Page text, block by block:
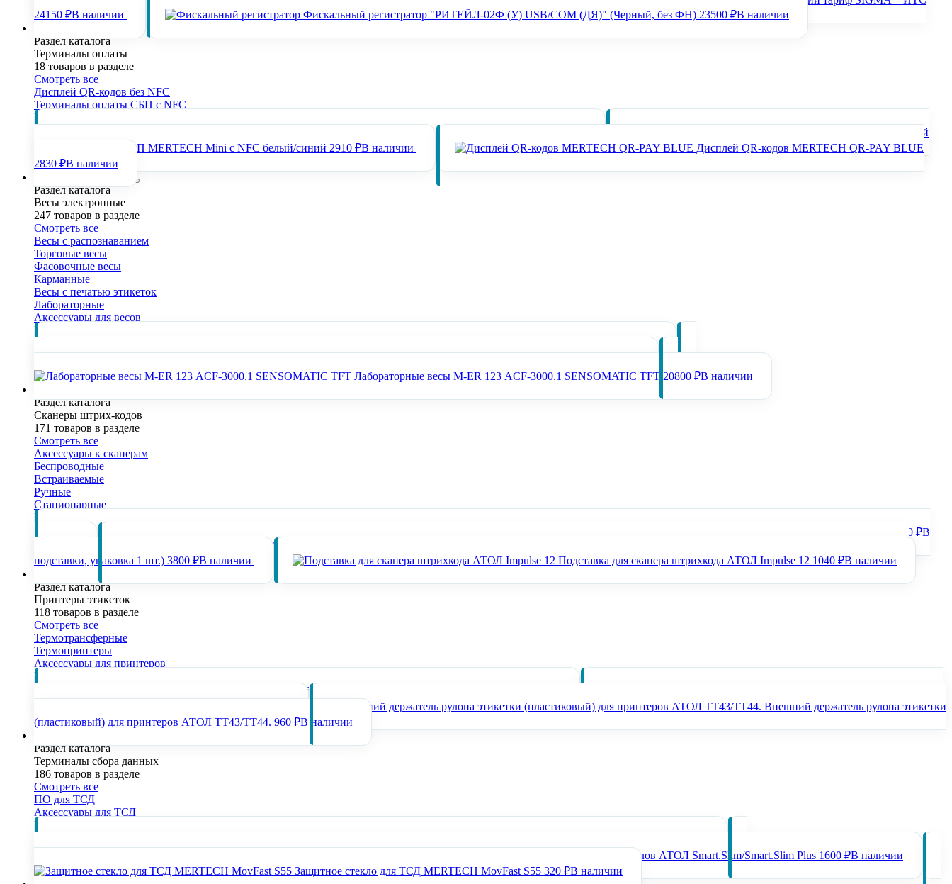
24150 ₽В наличии Фискальный регистратор "РИТЕЙЛ-02Ф (У) USB/COM (ДЯ)" (Черный, без ФН) 23500 ₽В наличии
Раздел каталога
Терминалы оплаты
18 товаров в разделе
Смотреть все
Дисплей QR-кодов без NFC
Терминалы оплаты СБП с NFC
Популярные товары раздела
Терминал оплаты СБП Mertech с NFC Green
Терминал оплаты СБП MERTECH Mini с NFC белый/синий 2910 ₽В наличии
Дисплей QR-кодов MERTECH QR-PAY BLUE
2830 ₽В наличии
Раздел каталога
Весы электронные
247 товаров в разделе
Смотреть все
Весы с распознаванием
Торговые весы
Фасовочные весы
Карманные
Весы с печатью этикеток
Лабораторные
Аксессуары для весов
Популярные товары раздела
В наличии
Лабораторные весы M-ER 123 АCF-3000.1 SENSOMATIC TFT 20800 ₽В наличии
Раздел каталога
Сканеры штрих-кодов
171 товаров в разделе
Смотреть все
Аксессуары к сканерам
Беспроводные
Встраиваемые
Ручные
Стационарные
Популярные товары раздела
14500 ₽В
подставки, упаковка 1 шт.) 3800 ₽В наличии Подставка для сканера штрихкода АТОЛ Impulse 12 1040 ₽В наличии
Раздел каталога
Принтеры этикеток
118 товаров в разделе
Смотреть все
Термотрансферные
Термопринтеры
Аксессуары для принтеров
Популярные товары раздела
Внешний смотчик этикеток АТОЛ BR22
Внешний держатель рулона этикетки
(пластиковый) для принтеров АТОЛ TT43/TT44. 960 ₽В наличии
Раздел каталога
Терминалы сбора данных
186 товаров в разделе
Смотреть все
ПО для ТСД
Аксессуары для ТСД
Популярные товары раздела
Защитный резиновый бампер для терминалов АТОЛ Smart.Slim/Smart.Slim Plus 1600 ₽В наличии
Защитное стекло для ТСД MERTECH MovFast S55 320 ₽В наличии